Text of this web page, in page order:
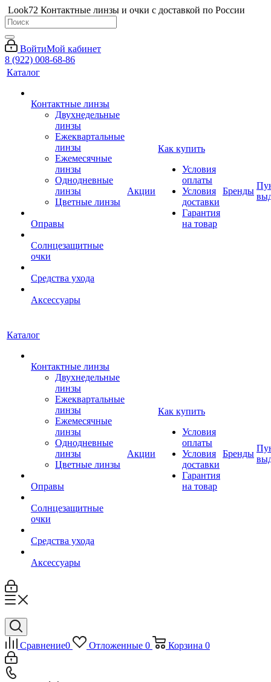
Look72 Контактные линзы и очки с доставкой по России
ВойтиМой кабинет
8 (922) 008-68-86
Каталог
Контактные линзы
Двухнедельные
линзы
Ежеквартальные
линзы
Ежемесячные
линзы
Однодневные
линзы
Цветные линзы
Оправы
Солнцезащитные
очки
Средства ухода
Аксессуары
Акции
Как купить
Условия
оплаты
Условия
доставки
Гарантия
на товар
Бренды
Каталог
Контактные линзы
Двухнедельные
линзы
Ежеквартальные
линзы
Ежемесячные
линзы
Однодневные
линзы
Цветные линзы
Оправы
Солнцезащитные
очки
Средства ухода
Аксессуары
Акции
Как купить
Условия
оплаты
Условия
доставки
Гарантия
на товар
Бренды
Сравнение0 Отложенные 0 Корзина 0